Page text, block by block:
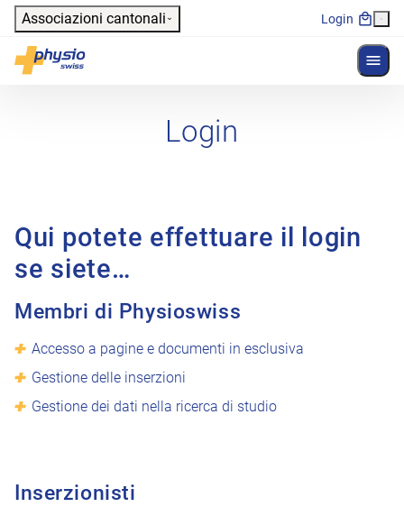
Header
Associazioni cantonali Login
Physioswiss
Navigazione principale
Login
Qui potete effettuare il login
se siete…
Membri di Physioswiss
Accesso a pagine e documenti in esclusiva
Gestione delle inserzioni
Gestione dei dati nella ricerca di studio
Inserzionisti